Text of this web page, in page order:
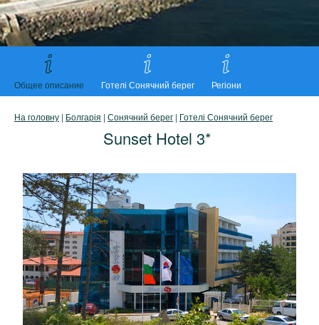
Общее описание Готелі Сонячний берег Регіони
На головну | Болгарія | Сонячний берег | Готелі Сонячний берег
Sunset Hotel 3*